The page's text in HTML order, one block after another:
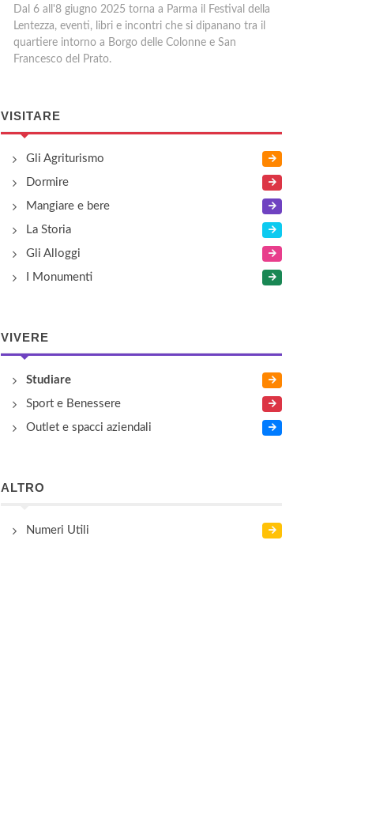
Dal 6 all'8 giugno 2025 torna a Parma il Festival della
Lentezza, eventi, libri e incontri che si dipanano tra il
quartiere intorno a Borgo delle Colonne e San
Francesco del Prato.
VISITARE
Gli Agriturismo
Dormire
Mangiare e bere
La Storia
Gli Alloggi
I Monumenti
VIVERE
Studiare
Sport e Benessere
Outlet e spacci aziendali
ALTRO
Numeri Utili